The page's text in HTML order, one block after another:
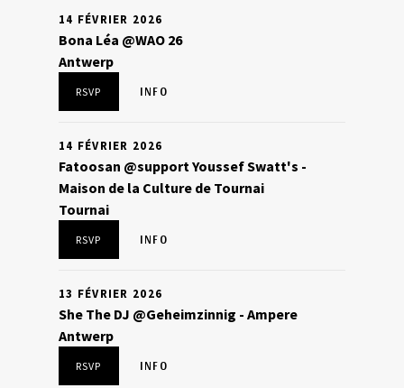
14 FÉVRIER 2026
Bona Léa @WAO 26
Antwerp
RSVP INFO
14 FÉVRIER 2026
Fatoosan @support Youssef Swatt's -
Maison de la Culture de Tournai
Tournai
RSVP INFO
13 FÉVRIER 2026
She The DJ @Geheimzinnig - Ampere
Antwerp
RSVP INFO